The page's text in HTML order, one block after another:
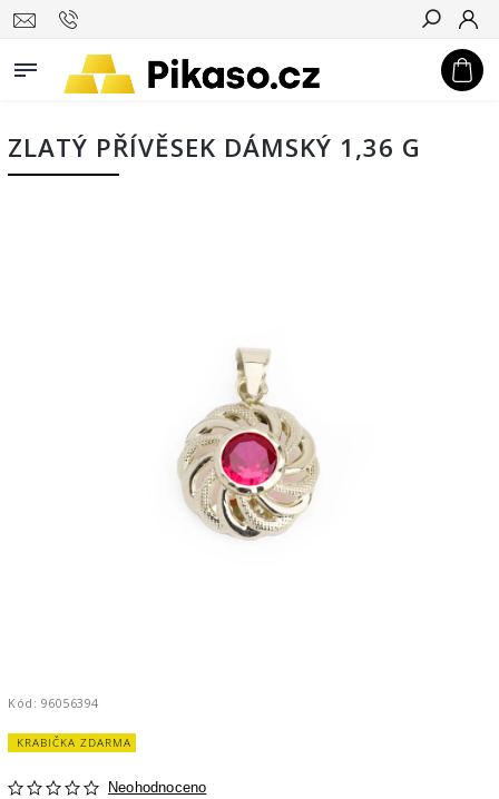
Hledat
ZLATÝ PŘÍVĚSEK DÁMSKÝ 1,36 G
Kód: 96056394
KRABIČKA ZDARMA
Neohodnoceno